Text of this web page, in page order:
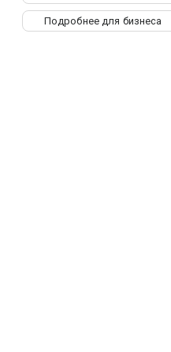
Подробнее для бизнеса